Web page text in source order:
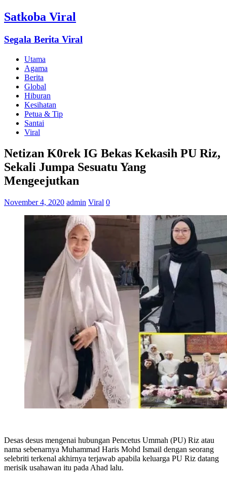
Satkoba Viral
Segala Berita Viral
Utama
Agama
Berita
Global
Hiburan
Kesihatan
Petua & Tip
Santai
Viral
Netizan K0rek IG Bekas Kekasih PU Riz,
Sekali Jumpa Sesuatu Yang
Mengeejutkan
November 4, 2020 admin Viral 0
Desas desus mengenai hubungan Pencetus Ummah (PU) Riz atau
nama sebenarnya Muhammad Haris Mohd Ismail dengan seorang
selebriti terkenal akhirnya terjawab apabila keluarga PU Riz datang
merisik usahawan itu pada Ahad lalu.